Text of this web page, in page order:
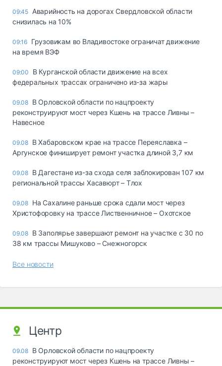
09:45 Аварийность на дорогах Свердловской области
снизилась на 10%
09:16 Грузовикам во Владивостоке ограничат движение
на время ВЭФ
09:00
В Курганской области движение на всех
федеральных трассах ограничено из-за жары
09.08 В Орловской области по нацпроекту
реконструируют мост через Кшень на трассе Ливны –
Навесное
09.08 В Хабаровском крае на трассе Переяславка –
Аргунское финиширует ремонт участка длиной 3,7 км
09.08 В Дагестане из-за схода селя заблокирован 107 км
региональной трассы Хасавюрт – Тлох
09.08 На Сахалине раньше срока сдали мост через
Христофоровку на трассе Лиственничное – Охотское
09.08 В Заполярье завершают ремонт на участке с 30 по
38 км трассы Мишуково – Снежногорск
Все новости
Центр
09.08 В Орловской области по нацпроекту
реконструируют мост через Кшень на трассе Ливны –